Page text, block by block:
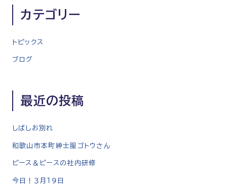
ゲ
シ
ン
カテゴリー
トピックス
ブログ
最近の投稿
しばしお別れ
和歌山市本町紳士服ゴトウさん
ピース＆ピースの社内研修
今日！３月１９日